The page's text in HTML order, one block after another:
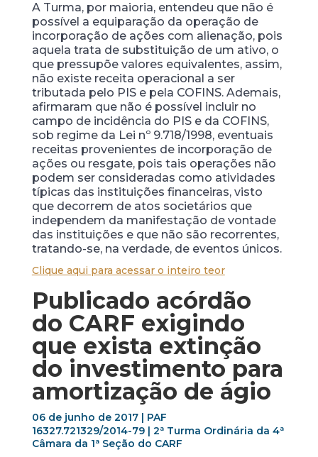
A Turma, por maioria, entendeu que não é
possível a equiparação da operação de
incorporação de ações com alienação, pois
aquela trata de substituição de um ativo, o
que pressupõe valores equivalentes, assim,
não existe receita operacional a ser
tributada pelo PIS e pela COFINS. Ademais,
afirmaram que não é possível incluir no
campo de incidência do PIS e da COFINS,
sob regime da Lei nº 9.718/1998, eventuais
receitas provenientes de incorporação de
ações ou resgate, pois tais operações não
podem ser consideradas como atividades
típicas das instituições financeiras, visto
que decorrem de atos societários que
independem da manifestação de vontade
das instituições e que não são recorrentes,
tratando-se, na verdade, de eventos únicos.
Clique aqui para acessar o inteiro teor
Publicado acórdão
do CARF exigindo
que exista extinção
do investimento para
amortização de ágio
06 de junho de 2017 | PAF
16327.721329/2014-79 | 2ª Turma Ordinária da 4ª
Câmara da 1ª Seção do CARF